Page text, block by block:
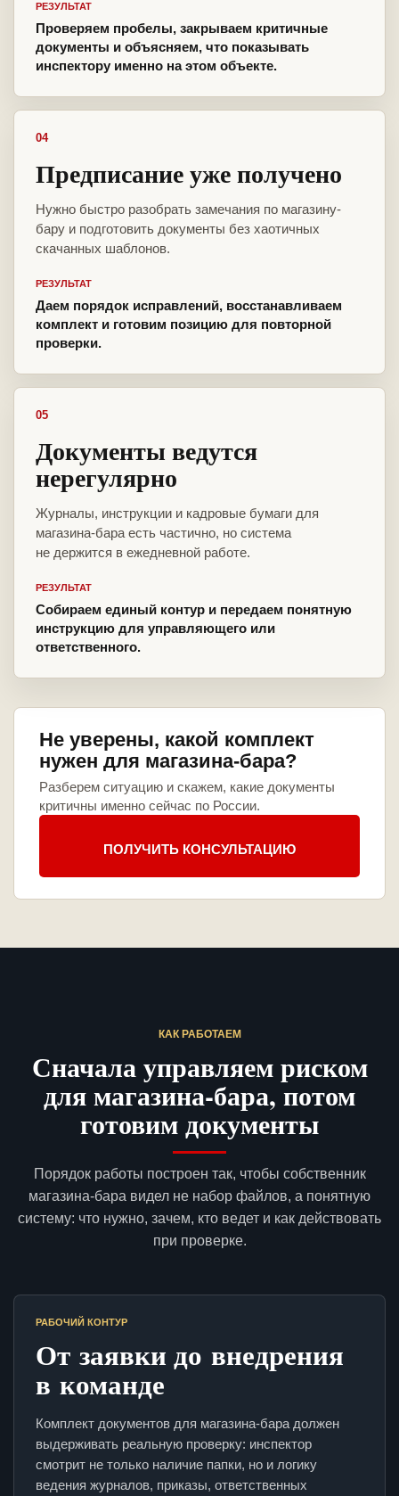
РЕЗУЛЬТАТ
Проверяем пробелы, закрываем критичные
документы и объясняем, что показывать
инспектору именно на этом объекте.
04
Предписание уже получено
Нужно быстро разобрать замечания по магазину-
бару и подготовить документы без хаотичных
скачанных шаблонов.
РЕЗУЛЬТАТ
Даем порядок исправлений, восстанавливаем
комплект и готовим позицию для повторной
проверки.
05
Документы ведутся
нерегулярно
Журналы, инструкции и кадровые бумаги для
магазина-бара есть частично, но система
не держится в ежедневной работе.
РЕЗУЛЬТАТ
Собираем единый контур и передаем понятную
инструкцию для управляющего или
ответственного.
Не уверены, какой комплект
нужен для магазина-бара?
Разберем ситуацию и скажем, какие документы
критичны именно сейчас по России.
ПОЛУЧИТЬ КОНСУЛЬТАЦИЮ
КАК РАБОТАЕМ
Сначала управляем риском
для магазина-бара, потом
готовим документы
Порядок работы построен так, чтобы собственник
магазина-бара видел не набор файлов, а понятную
систему: что нужно, зачем, кто ведет и как действовать
при проверке.
РАБОЧИЙ КОНТУР
От заявки до внедрения
в команде
Комплект документов для магазина-бара должен
выдерживать реальную проверку: инспектор
смотрит не только наличие папки, но и логику
ведения журналов, приказы, ответственных